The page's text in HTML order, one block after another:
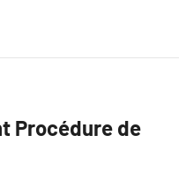
Procédure de